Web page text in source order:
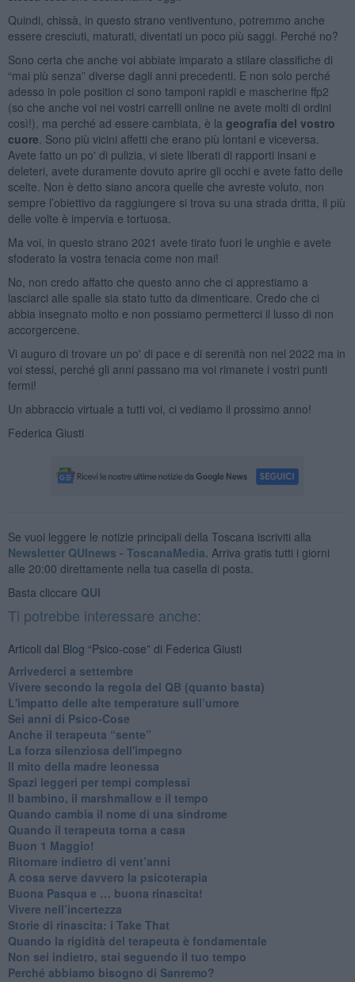
Quindi, chissà, in questo strano ventiventuno, potremmo anche
essere cresciuti, maturati, diventati un poco più saggi. Perché no?
Sono certa che anche voi abbiate imparato a stilare classifiche di
“mai più senza” diverse dagli anni precedenti. E non solo perché
adesso in pole position ci sono tamponi rapidi e mascherine ffp2
(so che anche voi nei vostri carrelli online ne avete molti di ordini
così!), ma perché ad essere cambiata, è la geografia del vostro
cuore . Sono più vicini affetti che erano più lontani e viceversa.
Avete fatto un po' di pulizia, vi siete liberati di rapporti insani e
deleteri, avete duramente dovuto aprire gli occhi e avete fatto delle
scelte. Non è detto siano ancora quelle che avreste voluto, non
sempre l’obiettivo da raggiungere si trova su una strada dritta, il più
delle volte è impervia e tortuosa.
Ma voi, in questo strano 2021 avete tirato fuori le unghie e avete
sfoderato la vostra tenacia come non mai!
No, non credo affatto che questo anno che ci apprestiamo a
lasciarci alle spalle sia stato tutto da dimenticare. Credo che ci
abbia insegnato molto e non possiamo permetterci il lusso di non
accorgercene.
Vi auguro di trovare un po' di pace e di serenità non nel 2022 ma in
voi stessi, perché gli anni passano ma voi rimanete i vostri punti
fermi!
Un abbraccio virtuale a tutti voi, ci vediamo il prossimo anno!
Federica Giusti
Se vuoi leggere le notizie principali della Toscana iscriviti alla
Newsletter QUInews - ToscanaMedia. Arriva gratis tutti i giorni
alle 20:00 direttamente nella tua casella di posta.
Basta cliccare QUI
Ti potrebbe interessare anche:
Articoli dal Blog “Psico-cose” di Federica Giusti
​Arrivederci a settembre
​Vivere secondo la regola del QB (quanto basta)
​L'impatto delle alte temperature sull’umore
Sei anni di Psico-Cose
​Anche il terapeuta “sente”
​La forza silenziosa dell'impegno
​Il mito della madre leonessa
Spazi leggeri per tempi complessi
Il bambino, il marshmallow e il tempo
​Quando cambia il nome di una sindrome
​Quando il terapeuta torna a casa
​Buon 1 Maggio!
Ritornare indietro di vent’anni
​A cosa serve davvero la psicoterapia
​Buona Pasqua e … buona rinascita!
​Vivere nell’incertezza
​Storie di rinascita: i Take That
​Quando la rigidità del terapeuta è fondamentale
​Non sei indietro, stai seguendo il tuo tempo
​Perché abbiamo bisogno di Sanremo?